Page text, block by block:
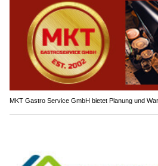
MKT Gastro Service GmbH bietet Planung und